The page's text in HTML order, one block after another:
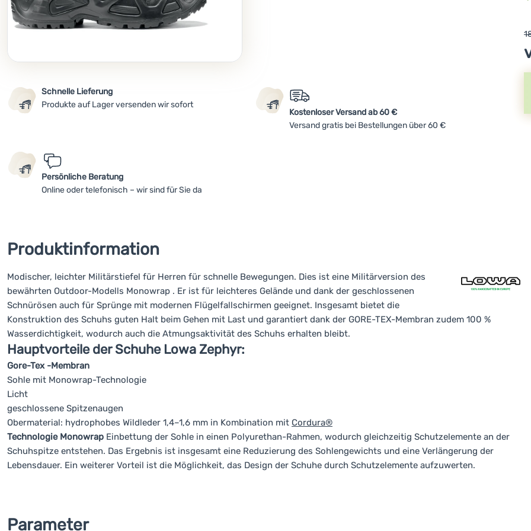
Schnelle Lieferung
Produkte auf Lager versenden wir sofort
Kostenloser Versand ab 60 €
Versand gratis bei Bestellungen über 60 €
Persönliche Beratung
Online oder telefonisch – wir sind für Sie da
Produktinformation
Modischer, leichter Militärstiefel für Herren für schnelle Bewegungen. Dies ist eine Militärversion des
bewährten Outdoor-Modells Monowrap . Er ist für leichteres Gelände und dank der geschlossenen
Schnürösen auch für Sprünge mit modernen Flügelfallschirmen geeignet. Insgesamt bietet die
Konstruktion des Schuhs guten Halt beim Gehen mit Last und garantiert dank der GORE-TEX-Membran zudem 100 %
Wasserdichtigkeit, wodurch auch die Atmungsaktivität des Schuhs erhalten bleibt.
Hauptvorteile der Schuhe Lowa Zephyr:
Gore-Tex -Membran
Sohle mit Monowrap-Technologie
Licht
geschlossene Spitzenaugen
Obermaterial: hydrophobes Wildleder 1,4–1,6 mm in Kombination mit Cordura®
Technologie Monowrap Einbettung der Sohle in einen Polyurethan-Rahmen, wodurch gleichzeitig Schutzelemente an der
Schuhspitze entstehen. Das Ergebnis ist insgesamt eine Reduzierung des Sohlengewichts und eine Verlängerung der
Lebensdauer. Ein weiterer Vorteil ist die Möglichkeit, das Design der Schuhe durch Schutzelemente aufzuwerten.
Parameter